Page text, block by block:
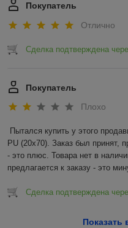
Покупатель
Отлично
Сделка подтверждена
Покупатель
Плохо
Пытался купить у этого
PU (20x70). Заказ был принят,
- это плюс. Товара нет в
предлагается к заказу - это
Сделка подтверждена
Показать